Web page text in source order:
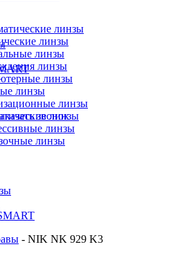
линзы
линзы
линзы
линзы
линзы
линзы
линзы
линзы
линзы
линзы
звонок
- NIK NK 929 K3